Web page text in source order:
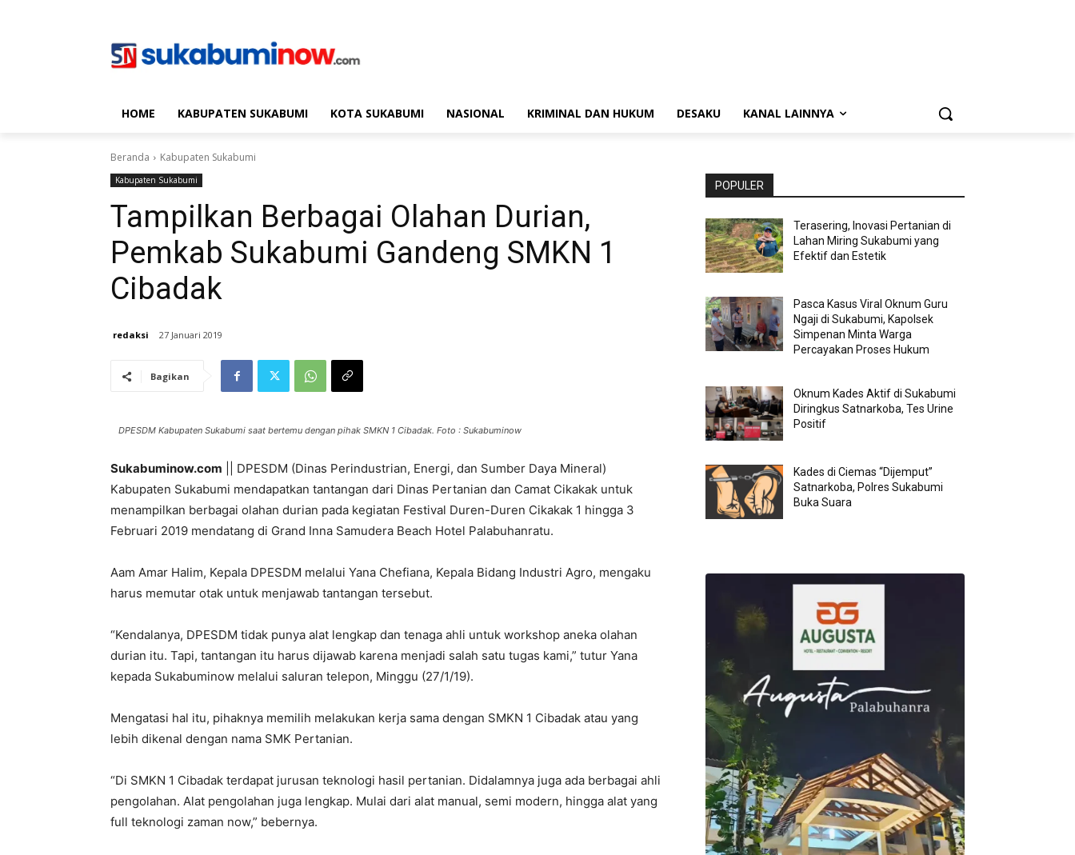
HOME KABUPATEN SUKABUMI KOTA SUKABUMI NASIONAL KRIMINAL DAN HUKUM DESAKU KANAL LAINNYA
Beranda Kabupaten Sukabumi
Kabupaten Sukabumi
Tampilkan Berbagai Olahan Durian,
Pemkab Sukabumi Gandeng SMKN 1
Cibadak
redaksi 27 Januari 2019
Bagikan
DPESDM Kabupaten Sukabumi saat bertemu dengan pihak SMKN 1 Cibadak. Foto : Sukabuminow
Sukabuminow.com || DPESDM (Dinas Perindustrian, Energi, dan Sumber Daya Mineral)
Kabupaten Sukabumi mendapatkan tantangan dari Dinas Pertanian dan Camat Cikakak untuk
menampilkan berbagai olahan durian pada kegiatan Festival Duren-Duren Cikakak 1 hingga 3
Februari 2019 mendatang di Grand Inna Samudera Beach Hotel Palabuhanratu.
Aam Amar Halim, Kepala DPESDM melalui Yana Chefiana, Kepala Bidang Industri Agro, mengaku
harus memutar otak untuk menjawab tantangan tersebut.
“Kendalanya, DPESDM tidak punya alat lengkap dan tenaga ahli untuk workshop aneka olahan
durian itu. Tapi, tantangan itu harus dijawab karena menjadi salah satu tugas kami,” tutur Yana
kepada Sukabuminow melalui saluran telepon, Minggu (27/1/19).
Mengatasi hal itu, pihaknya memilih melakukan kerja sama dengan SMKN 1 Cibadak atau yang
lebih dikenal dengan nama SMK Pertanian.
“Di SMKN 1 Cibadak terdapat jurusan teknologi hasil pertanian. Didalamnya juga ada berbagai ahli
pengolahan. Alat pengolahan juga lengkap. Mulai dari alat manual, semi modern, hingga alat yang
full teknologi zaman now,” bebernya.
POPULER
Terasering, Inovasi Pertanian di
Lahan Miring Sukabumi yang
Efektif dan Estetik
Pasca Kasus Viral Oknum Guru
Ngaji di Sukabumi, Kapolsek
Simpenan Minta Warga
Percayakan Proses Hukum
Oknum Kades Aktif di Sukabumi
Diringkus Satnarkoba, Tes Urine
Positif
Kades di Ciemas “Dijemput”
Satnarkoba, Polres Sukabumi
Buka Suara